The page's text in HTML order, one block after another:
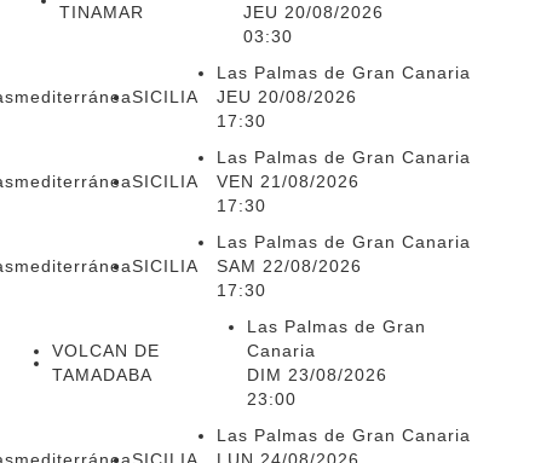
TINAMAR
JEU 20/08/2026
03:30
SICILIA
Las Palmas de Gran Canaria
JEU 20/08/2026
17:30
SICILIA
Las Palmas de Gran Canaria
VEN 21/08/2026
17:30
SICILIA
Las Palmas de Gran Canaria
SAM 22/08/2026
17:30
VOLCAN DE
TAMADABA
Las Palmas de Gran
Canaria
DIM 23/08/2026
23:00
Las Palmas de Gran Canaria